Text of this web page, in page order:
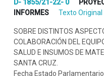
D- 1855/21-22- 0
INFORMES
Texto Original
SOBRE DISTINTOS
COLABORACIÓN DEL
SALUD E INSUMOS DE
SANTA CRUZ.
Fecha Estado